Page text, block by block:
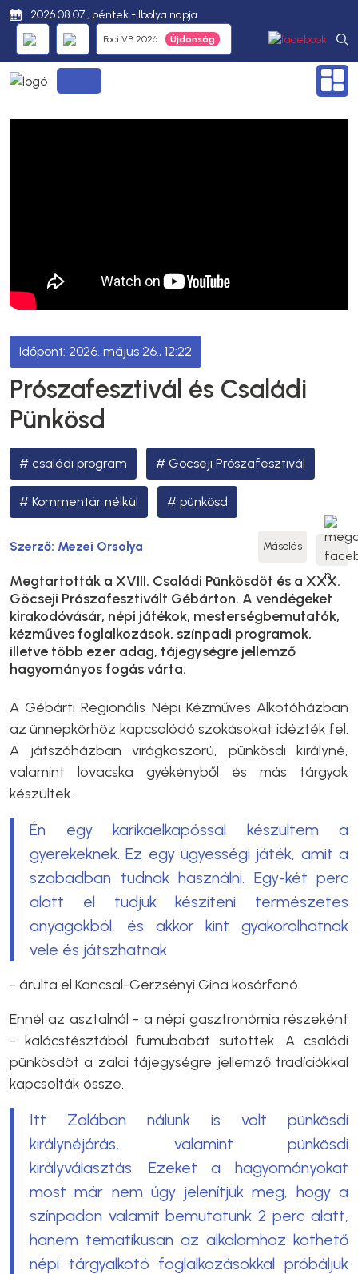
2026.08.07., péntek - Ibolya napja
Foci VB 2026
2026. május 26., 12:22
Prószafesztivál és Családi
Pünkösd
családi program Göcseji Prószafesztivál
Kommentár nélkül pünkösd
Szerző: Mezei Orsolya Másolás
Megtartották a XVIII. Családi Pünkösdöt és a XXX.
Göcseji Prószafesztivált Gébárton. A vendégeket
kirakodóvásár, népi játékok, mesterségbemutatók,
kézműves foglalkozások, színpadi programok,
illetve több ezer adag, tájegységre jellemző
hagyományos fogás várta.
A Gébárti Regionális Népi Kézműves Alkotóházban
az ünnepkörhöz kapcsolódó szokásokat idézték fel.
A játszóházban virágkoszorú, pünkösdi királyné,
valamint lovacska gyékényből és más tárgyak
készültek.
Én egy karikaelkapóssal készültem a
gyerekeknek. Ez egy ügyességi játék, amit a
szabadban tudnak használni. Egy-két perc
alatt el tudjuk készíteni természetes
anyagokból, és akkor kint gyakorolhatnak
vele és játszhatnak
- árulta el Kancsal-Gerzsényi Gina kosárfonó.
Ennél az asztalnál - a népi gasztronómia részeként
- kalácstésztából fumubabát sütöttek. A családi
pünkösdöt a zalai tájegységre jellemző tradíciókkal
kapcsolták össze.
Itt Zalában nálunk is volt pünkösdi
királynéjárás, valamint pünkösdi
királyválasztás. Ezeket a hagyományokat
most már nem úgy jelenítjük meg, hogy a
színpadon valamit bemutatunk 2 perc alatt,
hanem tematikusan az alkalomhoz köthető
népi tárgyalkotó foglalkozásokkal próbáljuk